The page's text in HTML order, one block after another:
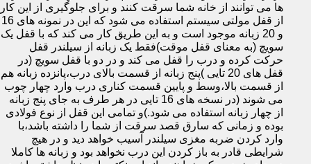
ها می توانند از خانه شما سرقت کنند و برای جلوگیری از این کار
از قفل مولتی سیستم استفاده می شود که این در نمونه های 16
و 20 زبانه موجود است و به این طریق کار می کند که با قفل یک
سویچ (به معنای قفل موقت)فقط یک زبانه از سیلندر قفل
حرکت کرده و درب را قفل می کند و در دو با قفل سویچ (در
قفل های 20 تایی )پنج زبانه از قسمت بالای درب،پانزده زبانه هم
از قسمت بالا،وسط و پایین قسمت کناری درب وارد چهار چوب
می شوند (در نسخه های 16 تایی در هر طرف به جای پنج زبانه
از چهار زبانه استفاده می شود.)و تمامی این قفل از نوع فولادی
بوده و زمانی که سارق قصد سرقت از شما را داشته باشد،با
وارد کردن ضربه مغزی سیلندر آسیب خواهد دید و در هیچ
شرایطی قادر به باز کردن این درب نخواهد بود و زبانه ها کاملا